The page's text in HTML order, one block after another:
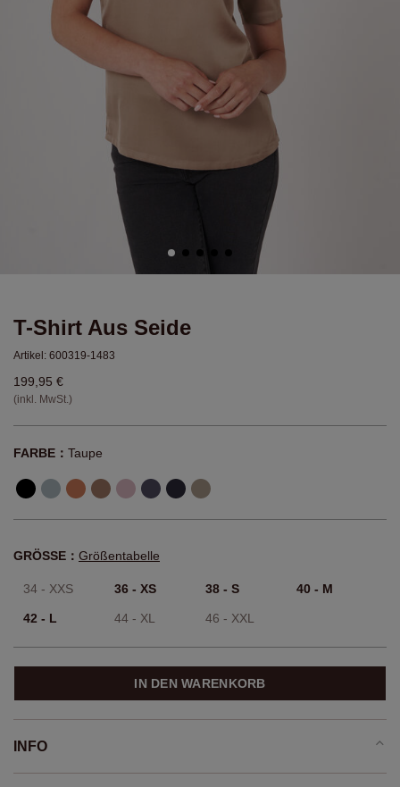
T-Shirt Aus Seide
Artikel: 600319-1483
199,95 €
(inkl. MwSt.)
FARBE： Taupe
GRÖSSE： Größentabelle
34 - XXS 36 - XS 38 - S 40 - M
42 - L 44 - XL 46 - XXL
IN DEN WARENKORB
INFO